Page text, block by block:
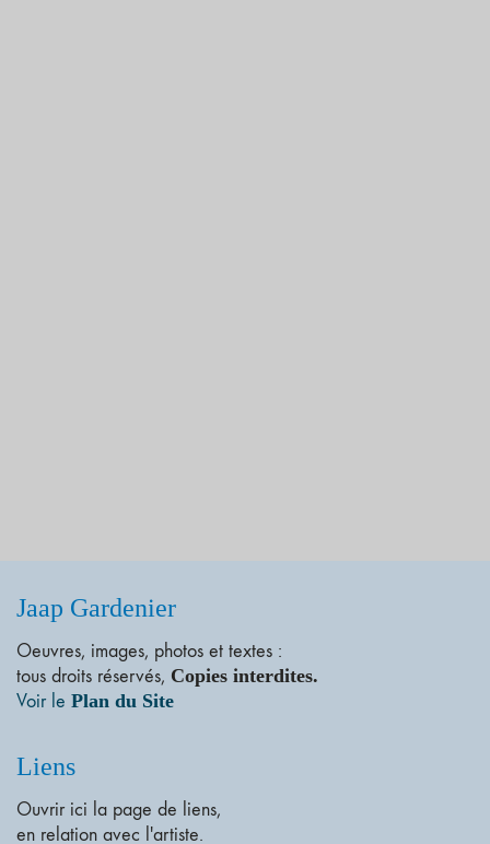
Jaap Gardenier
Oeuvres, images, photos et textes :
tous droits réservés, Copies interdites.
Voir le Plan du Site
Liens
Ouvrir ici la page de liens,
en relation avec l'artiste.